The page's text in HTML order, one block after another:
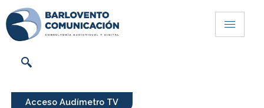
Acceso Audímetro TV